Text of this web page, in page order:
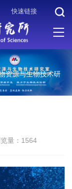
快速链接
资源与生物技术研
量：1564